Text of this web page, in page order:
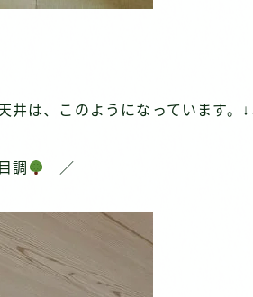
井は、このようになっています。
調 ／